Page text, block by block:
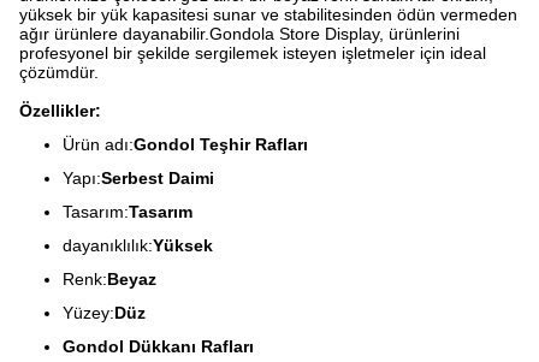
yüksek bir yük kapasitesi sunar ve stabilitesinden ödün vermeden
ağır ürünlere dayanabilir.Gondola Store Display, ürünlerini
profesyonel bir şekilde sergilemek isteyen işletmeler için ideal
çözümdür.
Özellikler:
Ürün adı:Gondol Teşhir Rafları
Yapı:Serbest Daimi
Tasarım:Tasarım
dayanıklılık:Yüksek
Renk:Beyaz
Yüzey:Düz
Gondol Dükkanı Rafları